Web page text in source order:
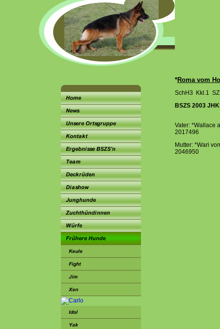
*Roma vom
SchH3 Kkl.1
BSZS 2003
Vater: *Wallace
2017496
Mutter: *Wari
2046950